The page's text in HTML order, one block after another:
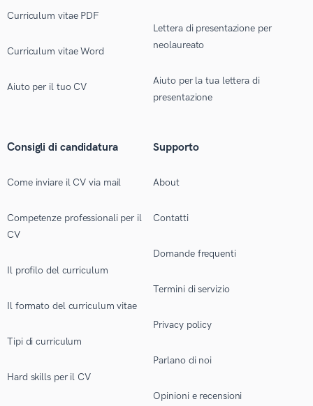
Curriculum vitae PDF
Curriculum vitae Word
Aiuto per il tuo CV
Lettera di presentazione per
neolaureato
Aiuto per la tua lettera di
presentazione
Consigli di candidatura
Come inviare il CV via mail
Competenze professionali per il
CV
Il profilo del curriculum
Il formato del curriculum vitae
Tipi di curriculum
Hard skills per il CV
Supporto
About
Contatti
Domande frequenti
Termini di servizio
Privacy policy
Parlano di noi
Opinioni e recensioni